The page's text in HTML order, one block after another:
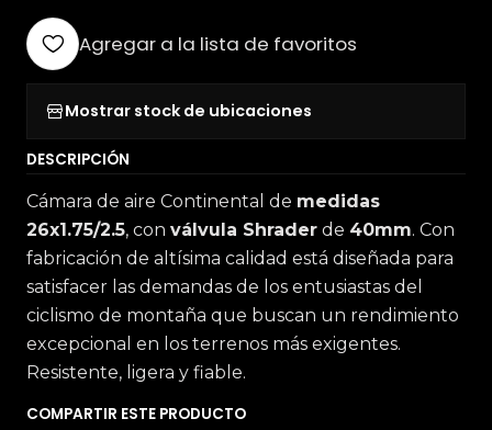
Agregar a la lista de favoritos
Mostrar stock de ubicaciones
DESCRIPCIÓN
Cámara de aire Continental de medidas
26x1.75/2.5, con válvula Shrader de 40mm. Con
fabricación de altísima calidad está diseñada para
satisfacer las demandas de los entusiastas del
ciclismo de montaña que buscan un rendimiento
excepcional en los terrenos más exigentes.
Resistente, ligera y fiable.
COMPARTIR ESTE PRODUCTO